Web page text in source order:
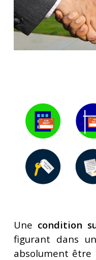
Une condition
figurant dans
absolument être